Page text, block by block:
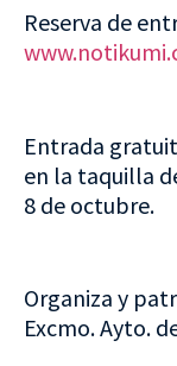
Reserva de
Entrada
en la taquilla
8 de octubre.
Organiza y
Excmo. Ayto.